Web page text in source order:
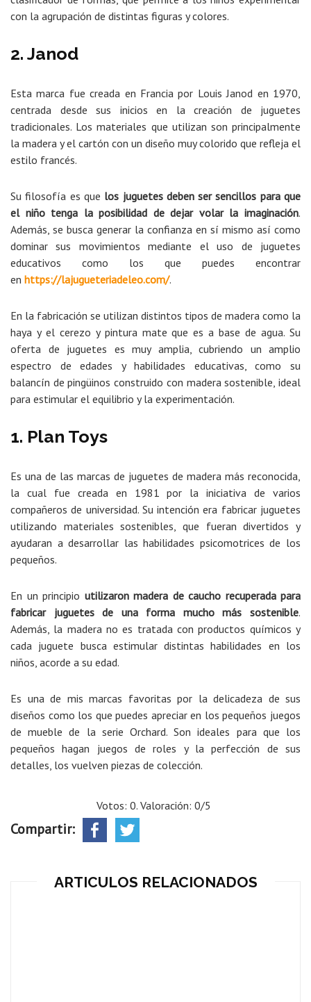
con la agrupación de distintas figuras y colores.
2. Janod
Esta marca fue creada en Francia por Louis Janod en 1970,
centrada desde sus inicios en la creación de juguetes
tradicionales. Los materiales que utilizan son principalmente
la madera y el cartón con un diseño muy colorido que refleja el
estilo francés.
Su filosofía es que los juguetes deben ser sencillos para que
el niño tenga la posibilidad de dejar volar la imaginación.
Además, se busca generar la confianza en sí mismo así como
dominar sus movimientos mediante el uso de juguetes
educativos como los que puedes encontrar
en https://lajugueteriadeleo.com/.
En la fabricación se utilizan distintos tipos de madera como la
haya y el cerezo y pintura mate que es a base de agua. Su
oferta de juguetes es muy amplia, cubriendo un amplio
espectro de edades y habilidades educativas, como su
balancín de pingüinos construido con madera sostenible, ideal
para estimular el equilibrio y la experimentación.
1. Plan Toys
Es una de las marcas de juguetes de madera más reconocida,
la cual fue creada en 1981 por la iniciativa de varios
compañeros de universidad. Su intención era fabricar juguetes
utilizando materiales sostenibles, que fueran divertidos y
ayudaran a desarrollar las habilidades psicomotrices de los
pequeños.
En un principio utilizaron madera de caucho recuperada para
fabricar juguetes de una forma mucho más sostenible.
Además, la madera no es tratada con productos químicos y
cada juguete busca estimular distintas habilidades en los
niños, acorde a su edad.
Es una de mis marcas favoritas por la delicadeza de sus
diseños como los que puedes apreciar en los pequeños juegos
de mueble de la serie Orchard. Son ideales para que los
pequeños hagan juegos de roles y la perfección de sus
detalles, los vuelven piezas de colección.
Votos: 0. Valoración: 0/5
Compartir:
ARTICULOS RELACIONADOS